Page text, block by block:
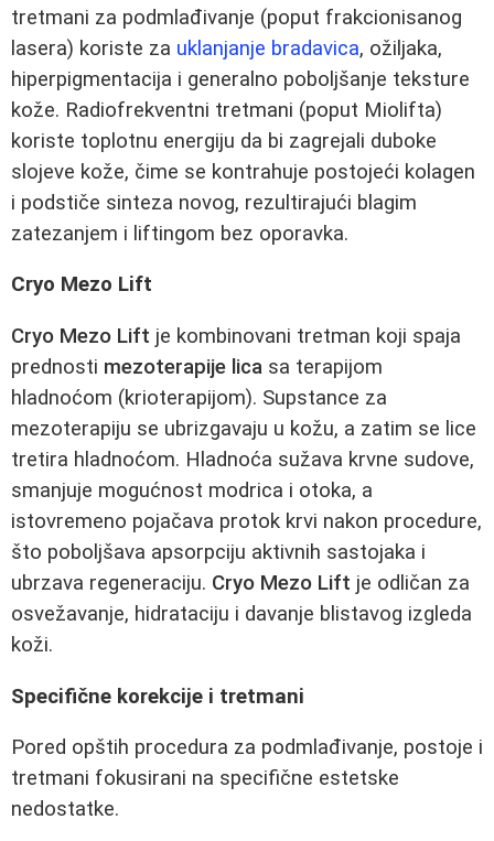
tretmani za podmlađivanje (poput frakcionisanog
lasera) koriste za uklanjanje bradavica, ožiljaka,
hiperpigmentacija i generalno poboljšanje teksture
kože. Radiofrekventni tretmani (poput Miolifta)
koriste toplotnu energiju da bi zagrejali duboke
slojeve kože, čime se kontrahuje postojeći kolagen
i podstiče sinteza novog, rezultirajući blagim
zatezanjem i liftingom bez oporavka.
Cryo Mezo Lift
Cryo Mezo Lift je kombinovani tretman koji spaja
prednosti mezoterapije lica sa terapijom
hladnoćom (krioterapijom). Supstance za
mezoterapiju se ubrizgavaju u kožu, a zatim se lice
tretira hladnoćom. Hladnoća sužava krvne sudove,
smanjuje mogućnost modrica i otoka, a
istovremeno pojačava protok krvi nakon procedure,
što poboljšava apsorpciju aktivnih sastojaka i
ubrzava regeneraciju. Cryo Mezo Lift je odličan za
osvežavanje, hidrataciju i davanje blistavog izgleda
koži.
Specifične korekcije i tretmani
Pored opštih procedura za podmlađivanje, postoje i
tretmani fokusirani na specifične estetske
nedostatke.